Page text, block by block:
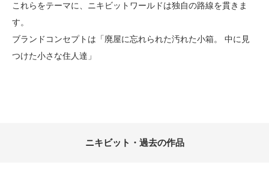
これらをテーマに、ニキビットワールドは独自の路線を貫きま
す。
ブランドコンセプトは「廃屋に忘れられた汚れた小箱。 中に見
つけた小さな住人達」
ニキビット・過去の作品